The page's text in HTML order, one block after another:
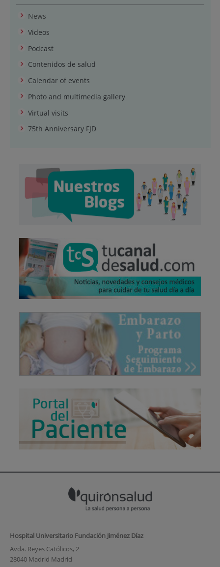
News
Videos
Podcast
Contenidos de salud
Calendar of events
Photo and multimedia gallery
Virtual visits
75th Anniversary FJD
Hospital Universitario Fundación Jiménez Díaz
Avda. Reyes Católicos, 2
28040 Madrid Madrid